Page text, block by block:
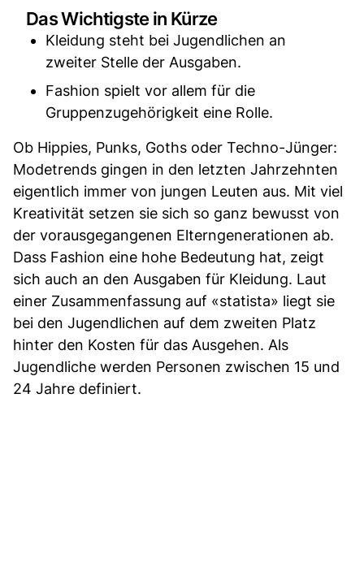
Das Wichtigste in Kürze
Kleidung steht bei Jugendlichen an
zweiter Stelle der Ausgaben.
Fashion spielt vor allem für die
Gruppenzugehörigkeit eine Rolle.
Ob Hippies, Punks, Goths oder Techno-Jünger:
Modetrends gingen in den letzten Jahrzehnten
eigentlich immer von jungen Leuten aus. Mit viel
Kreativität setzen sie sich so ganz bewusst von
der vorausgegangenen Elterngenerationen ab.
Dass Fashion eine hohe Bedeutung hat, zeigt
sich auch an den Ausgaben für Kleidung. Laut
einer Zusammenfassung auf «statista» liegt sie
bei den Jugendlichen auf dem zweiten Platz
hinter den Kosten für das Ausgehen. Als
Jugendliche werden Personen zwischen 15 und
24 Jahre definiert.